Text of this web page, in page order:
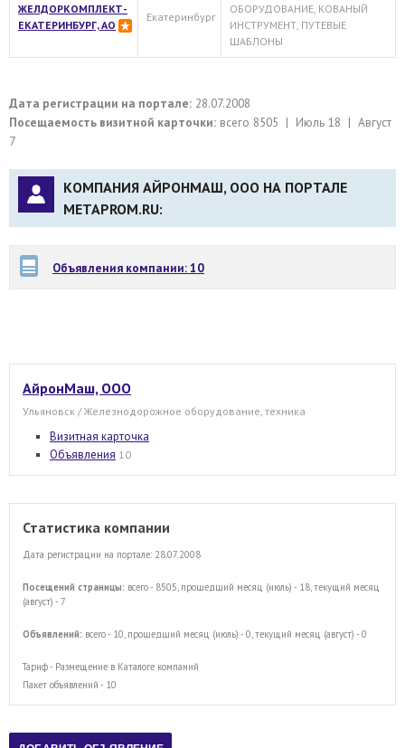
ЖЕЛДОРКОМПЛЕКТ-
ЕКАТЕРИНБУРГ, АО
Екатеринбург
ОБОРУДОВАНИЕ, КОВАНЫЙ
ИНСТРУМЕНТ, ПУТЕВЫЕ
ШАБЛОНЫ
Дата регистрации на портале: 28.07.2008
Посещаемость визитной карточки: всего 8505 | Июль 18 | Август
7
КОМПАНИЯ АЙРОНМАШ, ООО НА ПОРТАЛЕ
METAPROM.RU:
Объявления компании: 10
АйронМаш, ООО
Ульяновск / Железнодорожное оборудование, техника
Визитная карточка
Объявления 10
Статистика компании
Дата регистрации на портале: 28.07.2008
Посещений страницы: всего - 8505, прошедший месяц (июль) - 18, текущий месяц
(август) - 7
Объявлений: всего - 10, прошедший месяц (июль) - 0, текущий месяц (август) - 0
Тариф - Размещение в Каталоге компаний
Пакет объявлений - 10